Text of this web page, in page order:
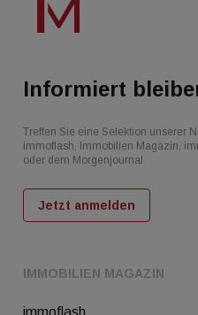
IMMOBILIEN MAGAZIN
immoflash
Informiert
Treffen Sie eine Selektion unserer
immoflash, Immobilien Magazin,
oder dem Morgenjournal
Jetzt anmelden